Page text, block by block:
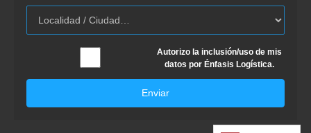
Autorizo la inclusión/uso de mis
datos por Énfasis Logística.
Enviar